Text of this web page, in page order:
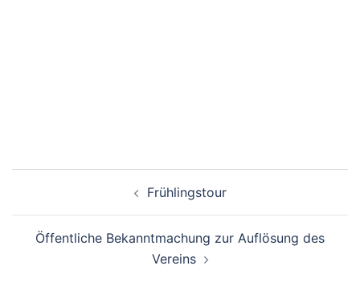
Frühlingstour
Öffentliche Bekanntmachung zur Auflösung des
Vereins